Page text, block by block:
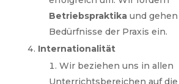
Betriebspraktikaund gehen
Bedürfnisse der Praxis ein.
Internationalität
Wir beziehen uns in allen
Unterrichtsbereichen auf die